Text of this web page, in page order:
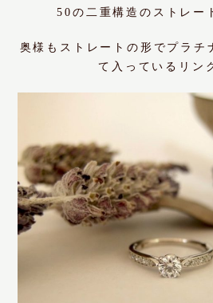
50の二重構造のストレー
奥様もストレートの形でプラチ
て入っているリン